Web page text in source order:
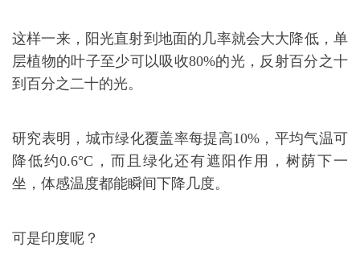
这样一来，阳光直射到地面的几率就会大大降低，单
层植物的叶子至少可以吸收80%的光，反射百分之十
到百分之二十的光。
研究表明，城市绿化覆盖率每提高10%，平均气温可
降低约0.6°C，而且绿化还有遮阳作用，树荫下一
坐，体感温度都能瞬间下降几度。
可是印度呢？